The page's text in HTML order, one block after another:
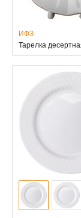
ИФЗ
Тарелка